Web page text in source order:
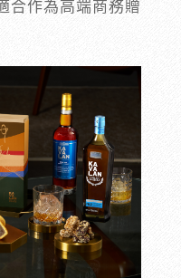
合作為高端商務贈